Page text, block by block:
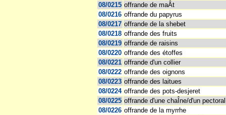
08/0215 offrande de maÂt
08/0216 offrande du papyrus
08/0217 offrande de la shebet
08/0218 offrande des fruits
08/0219 offrande de raisins
08/0220 offrande des étoffes
08/0221 offrande d'un collier
08/0222 offrande des oignons
08/0223 offrande des laitues
08/0224 offrande des pots-desjeret
08/0225 offrande d'une chaÎne/d'un pectoral
08/0226 offrande de la myrrhe